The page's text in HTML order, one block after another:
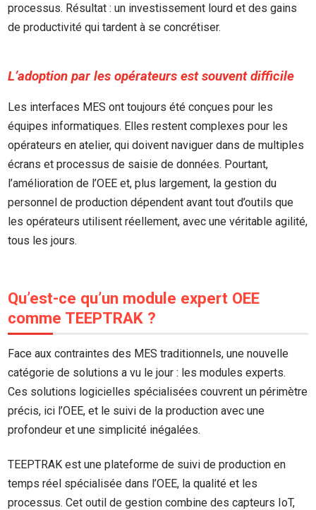
processus. Résultat : un investissement lourd et des gains
de productivité qui tardent à se concrétiser.
L’adoption par les opérateurs est souvent difficile
Les interfaces MES ont toujours été conçues pour les
équipes informatiques. Elles restent complexes pour les
opérateurs en atelier, qui doivent naviguer dans de multiples
écrans et processus de saisie de données. Pourtant,
l’amélioration de l’OEE et, plus largement, la gestion du
personnel de production dépendent avant tout d’outils que
les opérateurs utilisent réellement, avec une véritable agilité,
tous les jours.
Qu’est-ce qu’un module expert OEE
comme TEEPTRAK ?
Face aux contraintes des MES traditionnels, une nouvelle
catégorie de solutions a vu le jour : les modules experts.
Ces solutions logicielles spécialisées couvrent un périmètre
précis, ici l’OEE, et le suivi de la production avec une
profondeur et une simplicité inégalées.
TEEPTRAK est une plateforme de suivi de production en
temps réel spécialisée dans l’OEE, la qualité et les
processus. Cet outil de gestion combine des capteurs IoT,